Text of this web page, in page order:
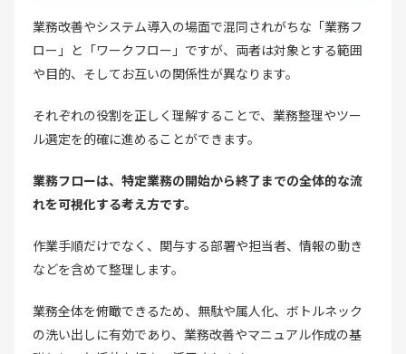
業務改善やシステム導入の場面で混同されがちな「業務フ
ロー」と「ワークフロー」ですが、両者は対象とする範囲
や目的、そしてお互いの関係性が異なります。
それぞれの役割を正しく理解することで、業務整理やツー
ル選定を的確に進めることができます。
業務フローは、特定業務の開始から終了までの全体的な流
れを可視化する考え方です。
作業手順だけでなく、関与する部署や担当者、情報の動き
などを含めて整理します。
業務全体を俯瞰できるため、無駄や属人化、ボトルネック
の洗い出しに有効であり、業務改善やマニュアル作成の基